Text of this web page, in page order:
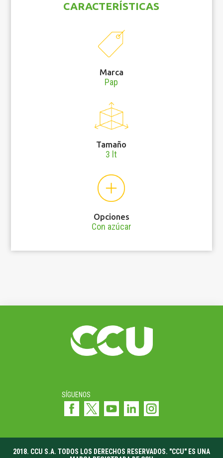
CARACTERÍSTICAS
Marca
Pap
Tamaño
3 lt
Opciones
Con azúcar
SÍGUENOS
2018. CCU S.A. TODOS LOS DERECHOS RESERVADOS. "CCU" ES UNA